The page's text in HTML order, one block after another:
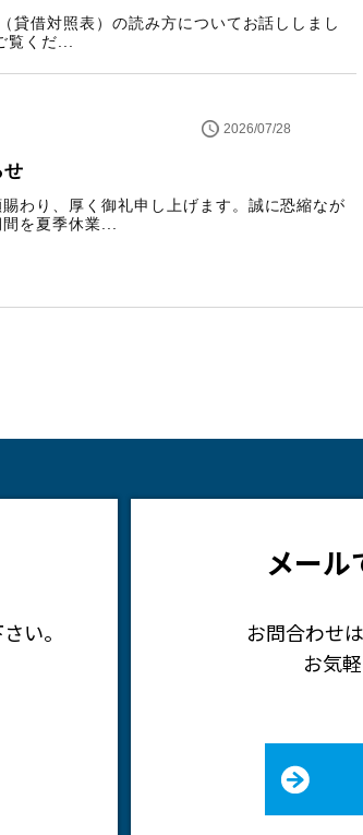
貸借対照表）の読み方についてお話ししまし
覧くだ...
2026/07/28
せ
わり、厚く御礼申し上げます。誠に恐縮なが
を夏季休業...
い。
メール
お問合わせ
お気